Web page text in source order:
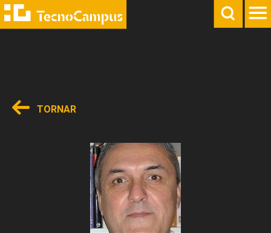
TORNAR